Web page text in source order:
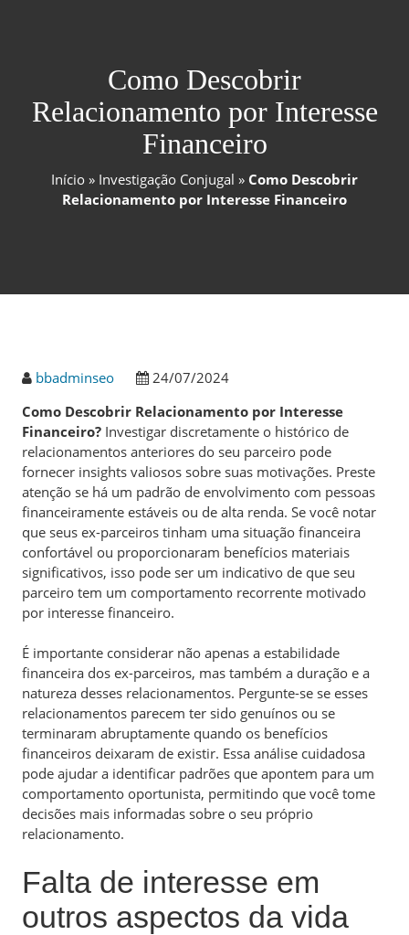
Como Descobrir
Relacionamento por Interesse
Financeiro
Início » Investigação Conjugal » Como Descobrir
Relacionamento por Interesse Financeiro
bbadminseo
24/07/2024
Como Descobrir Relacionamento por Interesse
Financeiro? Investigar discretamente o histórico de
relacionamentos anteriores do seu parceiro pode
fornecer insights valiosos sobre suas motivações. Preste
atenção se há um padrão de envolvimento com pessoas
financeiramente estáveis ou de alta renda. Se você notar
que seus ex-parceiros tinham uma situação financeira
confortável ou proporcionaram benefícios materiais
significativos, isso pode ser um indicativo de que seu
parceiro tem um comportamento recorrente motivado
por interesse financeiro.
É importante considerar não apenas a estabilidade
financeira dos ex-parceiros, mas também a duração e a
natureza desses relacionamentos. Pergunte-se se esses
relacionamentos parecem ter sido genuínos ou se
terminaram abruptamente quando os benefícios
financeiros deixaram de existir. Essa análise cuidadosa
pode ajudar a identificar padrões que apontem para um
comportamento oportunista, permitindo que você tome
decisões mais informadas sobre o seu próprio
relacionamento.
Falta de interesse em
outros aspectos da vida